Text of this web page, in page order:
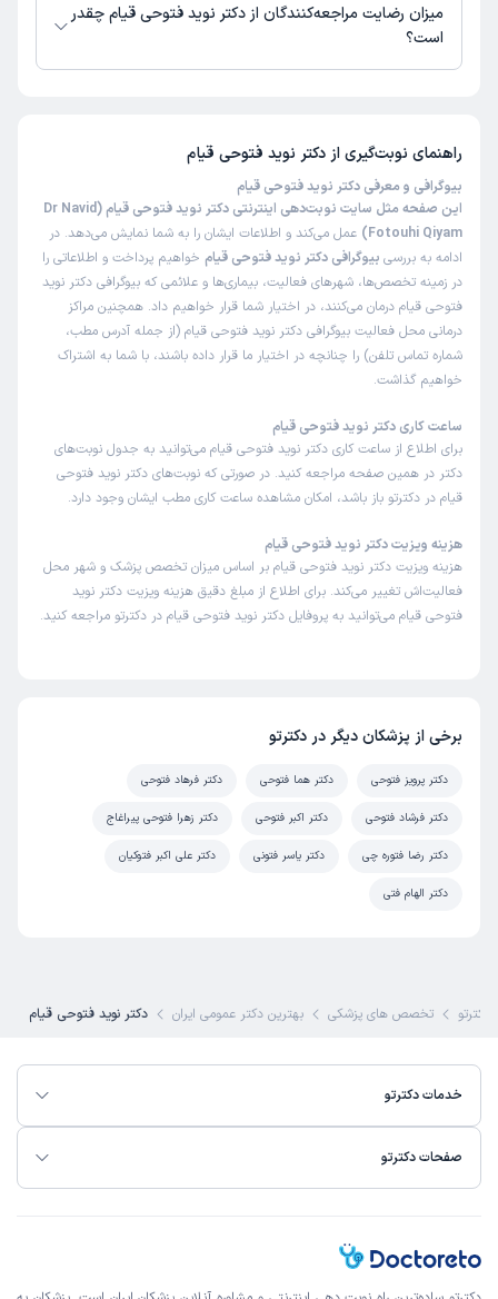
میزان رضایت مراجعه‌کنندگان از دکتر نوید فتوحی قیام چقدر
است؟
راهنمای نوبت‌گیری از دکتر نوید فتوحی قیام
بیوگرافی و معرفی دکتر نوید فتوحی قیام
این صفحه مثل سایت نوبت‌دهی اینترنتی دکتر نوید فتوحی قیام (Dr Navid
Fotouhi Qiyam)
عمل می‌کند و اطلاعات ایشان را به شما نمایش می‌دهد. در
ادامه به بررسی بیوگرافی دکتر نوید فتوحی قیام خواهیم پرداخت و اطلاعاتی را
در زمینه تخصص‌ها، شهرهای فعالیت، بیماری‌ها و علائمی که بیوگرافی دکتر نوید
فتوحی قیام درمان می‌کنند، در اختیار شما قرار خواهیم داد. همچنین مراکز
درمانی محل فعالیت بیوگرافی دکتر نوید فتوحی قیام (از جمله آدرس مطب،
شماره تماس تلفن) را چنانچه در اختیار ما قرار داده باشند، با شما به اشتراک
خواهیم گذاشت.
ساعت کاری دکتر نوید فتوحی قیام
برای اطلاع از ساعت کاری دکتر نوید فتوحی قیام می‌توانید به جدول نوبت‌های
دکتر در همین صفحه مراجعه کنید. در صورتی که نوبت‌های دکتر نوید فتوحی
قیام در دکترتو باز باشد، امکان مشاهده ساعت کاری مطب ایشان وجود دارد.
هزینه ویزیت دکتر نوید فتوحی قیام
هزینه ویزیت دکتر نوید فتوحی قیام بر اساس میزان تخصص پزشک و شهر محل
فعالیت‌اش تغییر می‌کند. برای اطلاع از مبلغ دقیق هزینه ویزیت دکتر نوید
فتوحی قیام می‌توانید به پروفایل دکتر نوید فتوحی قیام در دکترتو مراجعه کنید.
برخی از پزشکان دیگر در دکترتو
دکتر پرویز فتوحی دکتر هما فتوحی دکتر فرهاد فتوحی
دکتر فرشاد فتوحی دکتر اکبر فتوحی دکتر زهرا فتوحی پیراغاج
دکتر رضا فتوره چی دکتر یاسر فتونی دکتر علی اکبر فتوکیان
دکتر الهام فتی
دکترتو تخصص های پزشکی بهترین دکتر عمومی ایران دکتر نوید فتوحی قیام
خدمات دکترتو
صفحات دکترتو